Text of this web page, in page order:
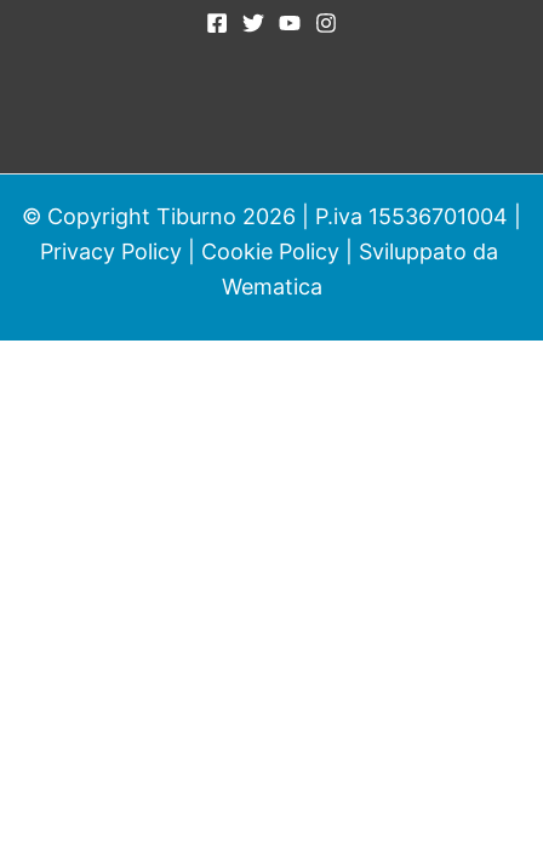
© Copyright Tiburno 2026 | P.iva 15536701004 |
Privacy Policy| Cookie Policy| Sviluppato da
Wematica